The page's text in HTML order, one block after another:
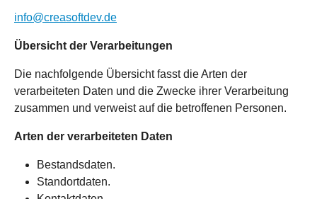
info@creasoftdev.de
Übersicht der Verarbeitungen
Die nachfolgende Übersicht fasst die Arten der
verarbeiteten Daten und die Zwecke ihrer Verarbeitung
zusammen und verweist auf die betroffenen Personen.
Arten der verarbeiteten Daten
Bestandsdaten.
Standortdaten.